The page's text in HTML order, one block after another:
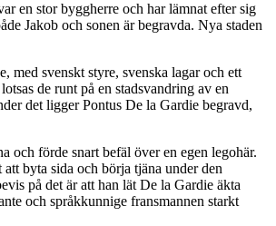
en stor byggherre och har lämnat efter sig
Jakob och sonen är begravda. Nya staden
med svenskt styre, svenska lagar och ett
de runt på en stadsvandring av en
det ligger Pontus De la Gardie begravd,
och förde snart befäl över en egen legohär.
byta sida och börja tjäna under den
på det är att han lät De la Gardie äkta
och språkkunnige fransmannen starkt